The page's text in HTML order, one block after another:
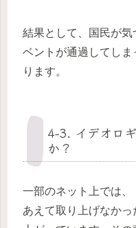
結果として、国民が
ベントが通過してし
ります。
4-3. イデオロ
か？
一部のネット上では
あえて取り上げなか